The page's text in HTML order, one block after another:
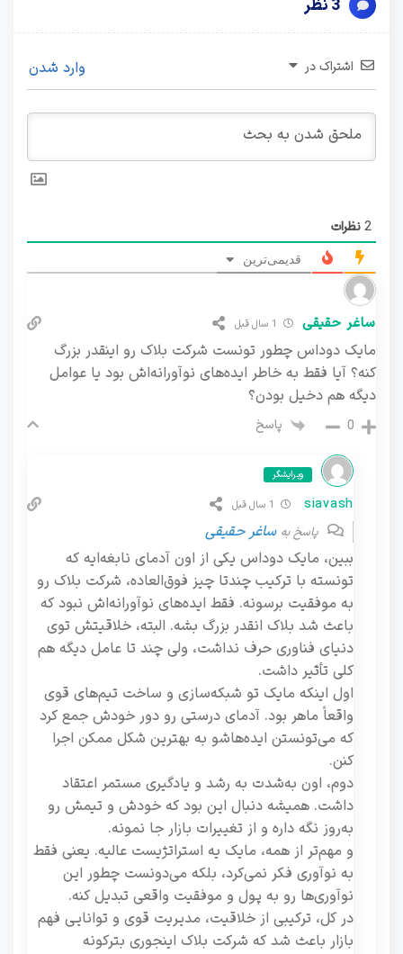
اشتراک در وارد شدن
2نظرات
قدیمی‌ترین
ساغر حقیقی
مایک دوداس چطور تونست شرکت بلاک رو اینقدر بزرگ
کنه؟ آیا فقط به خاطر ایده‌های نوآورانه‌اش بود یا عوامل
دیگه هم دخیل بودن؟
0 پاسخ
ویرایشگر
siavash
پاسخ بهساغر حقیقی
ببین، مایک دوداس یکی از اون آدمای نابغه‌ایه که
تونسته با ترکیب چندتا چیز فوق‌العاده، شرکت بلاک رو
به موفقیت برسونه. فقط ایده‌های نوآورانه‌اش نبود که
باعث شد بلاک انقدر بزرگ بشه. البته، خلاقیتش توی
دنیای فناوری حرف نداشت، ولی چند تا عامل دیگه هم
کلی تأثیر داشت.
اول اینکه مایک تو شبکه‌سازی و ساخت تیم‌های قوی
واقعاً ماهر بود. آدمای درستی رو دور خودش جمع کرد
که می‌تونستن ایده‌هاشو به بهترین شکل ممکن اجرا
کنن.
دوم، اون به‌شدت به رشد و یادگیری مستمر اعتقاد
داشت. همیشه دنبال این بود که خودش و تیمش رو
به‌روز نگه داره و از تغییرات بازار جا نمونه.
و مهم‌تر از همه، مایک یه استراتژیست عالیه. یعنی فقط
به نوآوری فکر نمی‌کرد، بلکه می‌دونست چطور این
نوآوری‌ها رو به پول و موفقیت واقعی تبدیل کنه.
در کل، ترکیبی از خلاقیت، مدیریت قوی و توانایی فهم
بازار باعث شد که شرکت بلاک اینجوری بترکونه